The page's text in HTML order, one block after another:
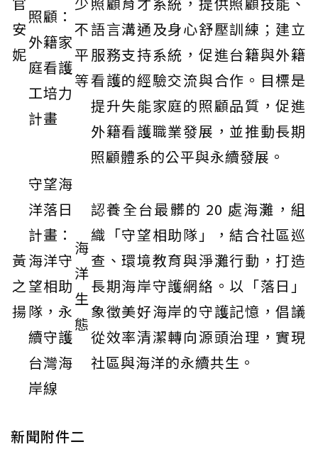
安
妮
照顧：
外籍家
庭看護
工培力
計畫
不
平
等
語言溝通及身心舒壓訓練；建立
服務支持系統，促進台籍與外籍
看護的經驗交流與合作。目標是
提升失能家庭的照顧品質，促進
外籍看護職業發展，並推動長期
照顧體系的公平與永續發展。
黃
之
揚
守望海
洋落日
計畫：
海洋守
望相助
隊，永
續守護
台灣海
岸線
海
洋
生
態
認養全台最髒的 20 處海灘，組
織「守望相助隊」，結合社區巡
查、環境教育與淨灘行動，打造
長期海岸守護網絡。以「落日」
象徵美好海岸的守護記憶，倡議
從效率清潔轉向源頭治理，實現
社區與海洋的永續共生。
新聞附件二